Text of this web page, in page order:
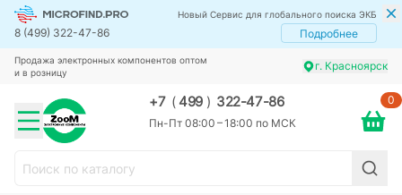
Новый Сервис для глобального поиска ЭКБ
8 (499) 322-47-86 Подробнее
Продажа электронных компонентов оптом
и в розницу
г. Красноярск
+7 (499 ) 322-47-86
Пн-Пт 08:00 – 18:00 по МСК
0